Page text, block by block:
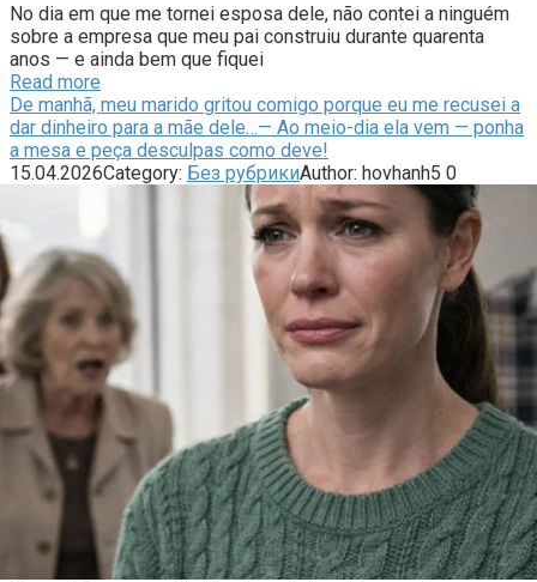
No dia em que me tornei esposa dele, não contei a ninguém
sobre a empresa que meu pai construiu durante quarenta
anos — e ainda bem que fiquei
Read more
De manhã, meu marido gritou comigo porque eu me recusei a
dar dinheiro para a mãe dele…— Ao meio-dia ela vem — ponha
a mesa e peça desculpas como deve!
15.04.2026Category: Без рубрикиAuthor: hovhanh5 0